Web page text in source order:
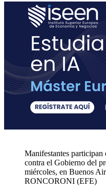
Manifestantes participan
contra el Gobierno del
miércoles, en Buenos
RONCORONI (EFE)